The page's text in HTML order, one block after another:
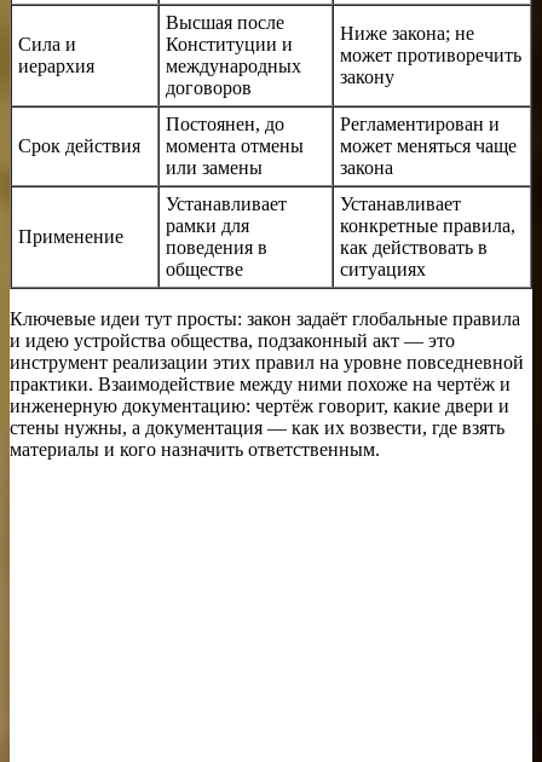
Сила и
иерархия
Высшая после
Конституции и
международных
договоров
Ниже закона; не
может противоречить
закону
Срок действия
Постоянен, до
момента отмены
или замены
Регламентирован и
может меняться чаще
закона
Применение
Устанавливает
рамки для
поведения в
обществе
Устанавливает
конкретные правила,
как действовать в
ситуациях
Ключевые идеи тут просты: закон задаёт глобальные правила
и идею устройства общества, подзаконный акт — это
инструмент реализации этих правил на уровне повседневной
практики. Взаимодействие между ними похоже на чертёж и
инженерную документацию: чертёж говорит, какие двери и
стены нужны, а документация — как их возвести, где взять
материалы и кого назначить ответственным.